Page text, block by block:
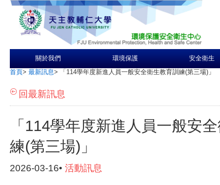
關於我們 環境保護 安全衛生
首頁> 最新訊息> 「114學年度新進人員一般安全衛生教育訓練(第三場)」
回最新訊息
「114學年度新進人員一般安
練(第三場)」
2026-03-16• 活動訊息